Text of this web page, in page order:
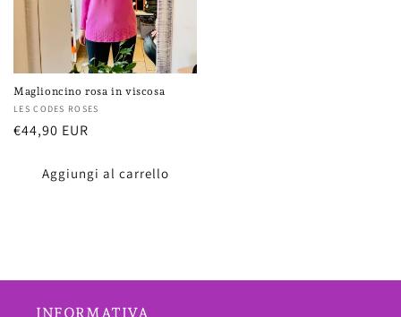
Maglioncino rosa in viscosa
Fornitore:
LES CODES ROSES
Prezzo
listino
€44,90 EUR
Aggiungi al carrello
INFORMATIVA